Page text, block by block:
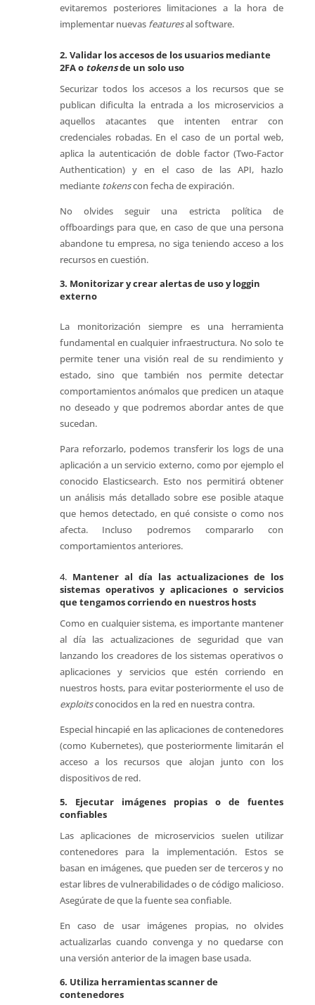
evitaremos posteriores limitaciones a la hora de
implementar nuevas featuresal software.
2. Validar los accesos de los usuarios mediante
2FA o tokensde un solo uso
Securizar todos los accesos a los recursos que se
publican dificulta la entrada a los microservicios a
aquellos atacantes que intenten entrar con
credenciales robadas. En el caso de un portal web,
aplica la autenticación de doble factor (Two-Factor
Authentication) y en el caso de las API, hazlo
mediante tokenscon fecha de expiración.
No olvides seguir una estricta política de
offboardings para que, en caso de que una persona
abandone tu empresa, no siga teniendo acceso a los
recursos en cuestión.
3. Monitorizar y crear alertas de uso y loggin
externo
La monitorización siempre es una herramienta
fundamental en cualquier infraestructura. No solo te
permite tener una visión real de su rendimiento y
estado, sino que también nos permite detectar
comportamientos anómalos que predicen un ataque
no deseado y que podremos abordar antes de que
sucedan.
Para reforzarlo, podemos transferir los logs de una
aplicación a un servicio externo, como por ejemplo el
conocido Elasticsearch. Esto nos permitirá obtener
un análisis más detallado sobre ese posible ataque
que hemos detectado, en qué consiste o como nos
afecta. Incluso podremos compararlo con
comportamientos anteriores.
4. Mantener al día las actualizaciones de los
sistemas operativos y aplicaciones o servicios
que tengamos corriendo en nuestros hosts
Como en cualquier sistema, es importante mantener
al día las actualizaciones de seguridad que van
lanzando los creadores de los sistemas operativos o
aplicaciones y servicios que estén corriendo en
nuestros hosts, para evitar posteriormente el uso de
exploitsconocidos en la red en nuestra contra.
Especial hincapié en las aplicaciones de contenedores
(como Kubernetes), que posteriormente limitarán el
acceso a los recursos que alojan junto con los
dispositivos de red.
5. Ejecutar imágenes propias o de fuentes
confiables
Las aplicaciones de microservicios suelen utilizar
contenedores para la implementación. Estos se
basan en imágenes, que pueden ser de terceros y no
estar libres de vulnerabilidades o de código malicioso.
Asegúrate de que la fuente sea confiable.
En caso de usar imágenes propias, no olvides
actualizarlas cuando convenga y no quedarse con
una versión anterior de la imagen base usada.
6. Utiliza herramientas scanner de
contenedores